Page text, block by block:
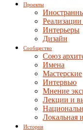
Проекты
Реализации
Интерьеры
Дизайн
Сообщество
Союз
Имена
Мастерские
Интервью
Мнение
Лекции и
Локальная
История